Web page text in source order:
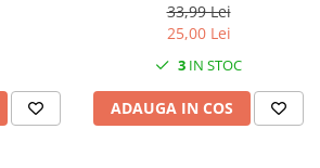
33,99 Lei
25,00 Lei
3 IN STOC
ADAUGA IN COS